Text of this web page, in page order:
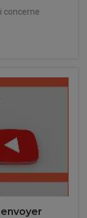
concerne